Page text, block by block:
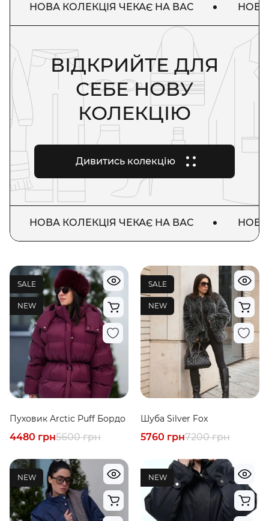
НОВА КОЛЕКЦІЯ ЧЕКАЄ НА ВАС НОВА
ВІДКРИЙТЕ ДЛЯ
СЕБЕ НОВУ
КОЛЕКЦІЮ
Дивитись колекцію
НОВА КОЛЕКЦІЯ ЧЕКАЄ НА ВАС НОВА
SALE
NEW
Пуховик Arctic Puff Бордо
5600 грн
4480 грн
SALE
NEW
Шуба Silver Fox
7200 грн
5760 грн
NEW NEW